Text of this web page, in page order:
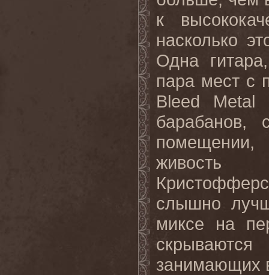
к
насколько
Одна
пара мест с
Bleed
Metal
барабанов,
живость
слышно
миксе на
занимающих